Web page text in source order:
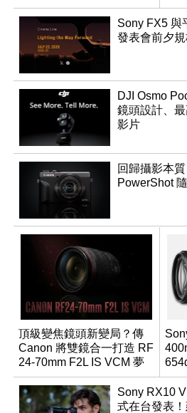
鏡
Sony FX5 與
發表會前夕
DJI Osmo
鏡頭設計、
影片
回歸攝影本
PowerShot
頂級變焦鏡頭新變局？傳
Canon 將雙鏡合一打造 RF
24-70mm F2L IS VCM 夢
幻規格
鬆
Sony RX10
式在台發表